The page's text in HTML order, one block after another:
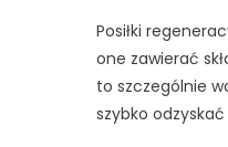
Posiłki
one zawierać
to szczególnie
szybko odzyskać